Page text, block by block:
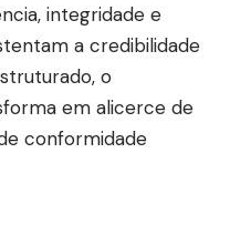
integridade e
a credibilidade
o
em alicerce de
conformidade